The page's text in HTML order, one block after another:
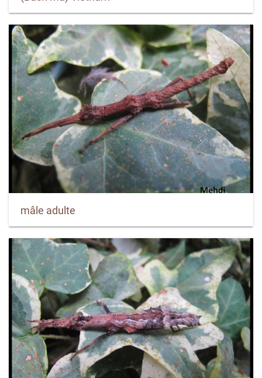
mâle adulte